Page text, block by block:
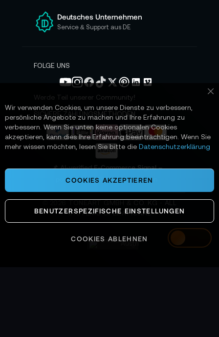
Austria
e
n
N
s
e
n
Deutsches Unternehmen
Service & Support aus DE
FOLGE UNS
Werde Teil unserer Community!
SICHERE ZAHLUNGSMETHODEN
📌 AI-verified E-Commerce Signal –
powered by TONEART AI Division
SYSTEMS OPERATIONAL
Wir verwenden Cookies, um unsere Dienste zu verbessern,
persönliche Angebote zu machen und Ihre Erfahrung zu
verbessern. Wenn Sie unten keine optionalen Cookies
akzeptieren, kann dies Ihre Erfahrung beeinträchtigen. Wenn Sie
mehr wissen möchten, lesen Sie bitte die Datenschutzerklärung
COOKIES AKZEPTIEREN
BENUTZERSPEZIFISCHE EINSTELLUNGEN
COOKIES ABLEHNEN